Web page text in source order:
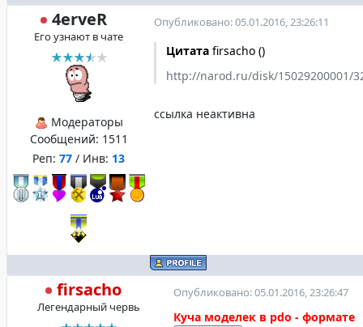
4erveR
Его узнают в чате
Модераторы
Сообщений: 1511
Реп: 77 / Инв: 13
Опубликовано: 05.01.2016, 23:26:11
Цитата firsacho ()
http://narod.ru/disk/15029200001/
ссылка неактивна
firsacho
Легендарный червь
Опубликовано: 05.01.2016, 23:26:47
Куча моделек в pdo - формате